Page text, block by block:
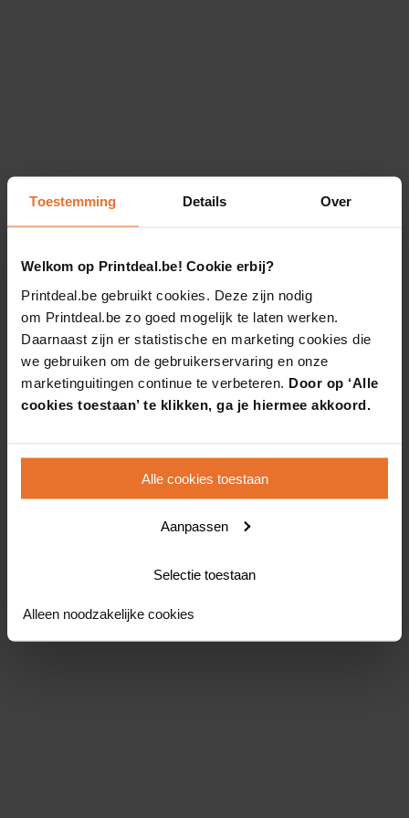
Toestemming Details Over
Welkom op Printdeal.be! Cookie erbij?
Printdeal.be gebruikt cookies. Deze zijn nodig
om Printdeal.be zo goed mogelijk te laten werken.
Daarnaast zijn er statistische en marketing cookies die
we gebruiken om de gebruikerservaring en onze
marketinguitingen continue te verbeteren. Door op ‘Alle
cookies toestaan’ te klikken, ga je hiermee akkoord.
Alle cookies toestaan
Aanpassen
Selectie toestaan
Alleen noodzakelijke cookies